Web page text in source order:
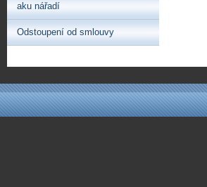
aku nářadí
Odstoupení od smlouvy